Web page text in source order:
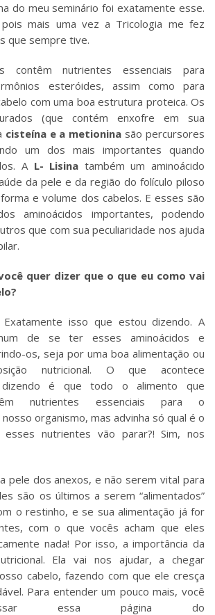
do meu seminário foi exatamente esse.
mais uma vez a Tricologia me fez
que sempre tive.
contêm nutrientes essenciais para
esteróides, assim como para
com uma boa estrutura proteica. Os
(que contém enxofre em sua
cisteína e a metionina são percursores
um dos mais importantes quando
A L- Lisina também um aminoácido
da pele e da região do folículo piloso
e volume dos cabelos. E esses são
aminoácidos importantes, podendo
que com sua peculiaridade nos ajuda
quer dizer que o que eu como vai
isso que estou dizendo. A
de se ter esses aminoácidos e
os, seja por uma boa alimentação ou
nutricional. O que acontece
dizendo é que todo o alimento que
nutrientes essenciais para o
organismo, mas advinha só qual é o
nutrientes vão parar?! Sim, nos
pele dos anexos, e não serem vital para
são os últimos a serem “alimentados”
o restinho, e se sua alimentação já for
com o que vocês acham que eles
nada! Por isso, a importância da
Ela vai nos ajudar, a chegar
cabelo, fazendo com que ele cresça
Para entender um pouco mais, você
essa página do